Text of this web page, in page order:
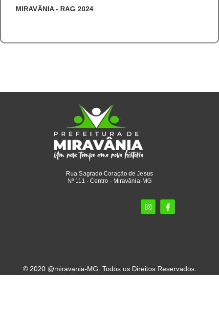
MIRAVÂNIA - RAG 2024
Rua Sagrado Coração de Jesus
Nº 111 - Centro - Miravânia-MG
© 2020 @miravania-MG. Todos os Direitos Reservados.